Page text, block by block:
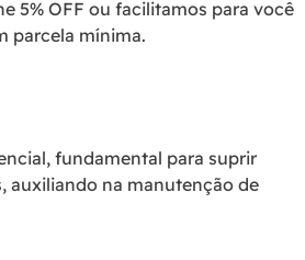
5% OFF ou facilitamos para você
parcela mínima.
fundamental para suprir
auxiliando na manutenção de